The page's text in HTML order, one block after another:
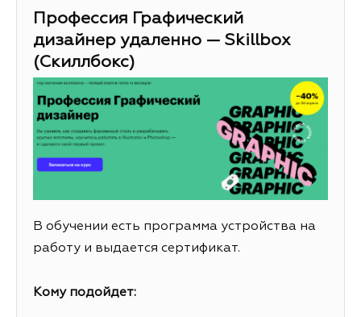
Профессия Графический
дизайнер удаленно — Skillbox
(Скиллбокс)
В обучении есть программа устройства на
работу и выдается сертификат.
Кому подойдет: